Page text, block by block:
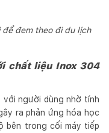
đem theo đi du lịch
chất liệu Inox 304
với người dùng nhờ tính
ra phản ứng hóa học
bên trong cối máy tiếp